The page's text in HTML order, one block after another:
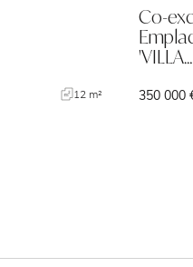
12 m²
Co-
'VILLA…
350 000